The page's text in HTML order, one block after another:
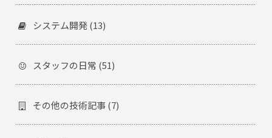
システム開発 (13)
スタッフの日常 (51)
その他の技術記事 (7)